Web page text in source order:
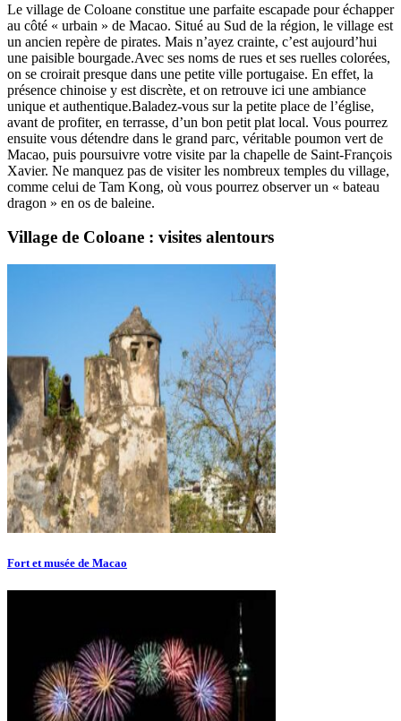
Le village de Coloane constitue une parfaite escapade pour échapper
au côté « urbain » de Macao. Situé au Sud de la région, le village est
un ancien repère de pirates. Mais n’ayez crainte, c’est aujourd’hui
une paisible bourgade.Avec ses noms de rues et ses ruelles colorées,
on se croirait presque dans une petite ville portugaise. En effet, la
présence chinoise y est discrète, et on retrouve ici une ambiance
unique et authentique.Baladez-vous sur la petite place de l’église,
avant de profiter, en terrasse, d’un bon petit plat local. Vous pourrez
ensuite vous détendre dans le grand parc, véritable poumon vert de
Macao, puis poursuivre votre visite par la chapelle de Saint-François
Xavier. Ne manquez pas de visiter les nombreux temples du village,
comme celui de Tam Kong, où vous pourrez observer un « bateau
dragon » en os de baleine.
Village de Coloane : visites alentours
Fort et musée de Macao